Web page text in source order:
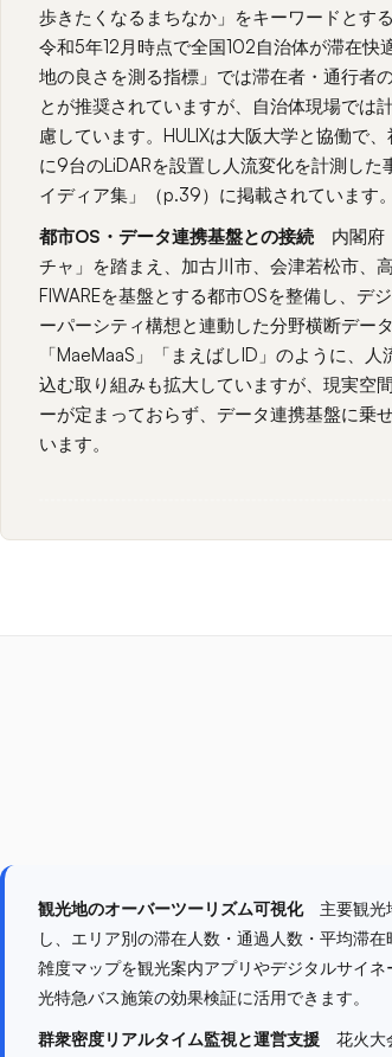
歩きたくなるまちなか」をキーワードとす
令和5年12月時点で全国102自治体が滞在
地の良さを測る指標」では滞在者・通行者
とが推奨されていますが、自治体現場では
慮しています。HULIXは大阪大学と協働で
に9台のLiDARを設置し人流変化を計測し
イディア集」（p.39）に掲載されています。
都市OS・データ連携基盤との接続 内閣府
チャ」を踏まえ、加古川市、会津若松市、
FIWAREを基盤とする都市OSを整備し、デ
ーパーシティ構想と連動した分野横断デー
「MaeMaaS」「まえばしID」のように、
込む取り組みも拡大していますが、現実空
ーが定まっておらず、データ連携基盤に乗
います。
観光地のオーバーツーリズム可視化主要観光
し、エリア別の滞在人数・通過人数・平均滞
雑度マップを観光案内アプリやデジタルサイ
光特急バス施策の効果検証に活用できます。
群衆密度リアルタイム監視と運営支援 花火大